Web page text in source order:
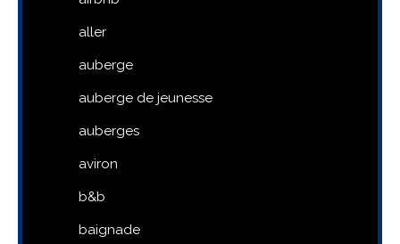
aller
auberge
auberge de jeunesse
auberges
aviron
b&b
baignade